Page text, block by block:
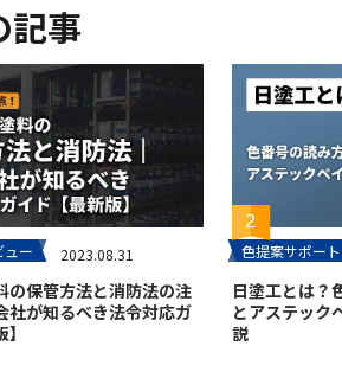
記事
ュー 2023.08.31
の保管方法と消防法の注
社が知るべき法令対応ガ
色提案サポート
日塗工とは？
とアステック
説